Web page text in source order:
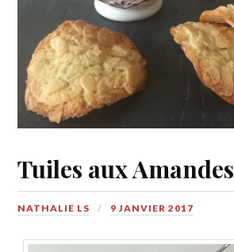
Tuiles aux Amandes
NATHALIE LS 9 JANVIER 2017